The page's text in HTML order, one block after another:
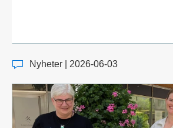
Nyheter | 2026-06-03